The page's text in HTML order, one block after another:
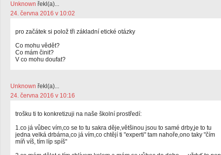
Unknown řekl(a)...
24. června 2016 v 10:02
pro začátek si polož tři základní etické otázky
Co mohu vědět?
Co mám činit?
V co mohu doufat?
Unknown řekl(a)...
24. června 2016 v 10:16
trošku ti to konkretizuji na naše školní prostředí:
1.co já vůbec vím,co se to tu sakra děje,většinou jsou to samé drby,je to tu
jedna velká drbárna,co já vím,co chtějí ti "experti" tam nahoře,ono taky "čím
míň víš, tím líp spíš"